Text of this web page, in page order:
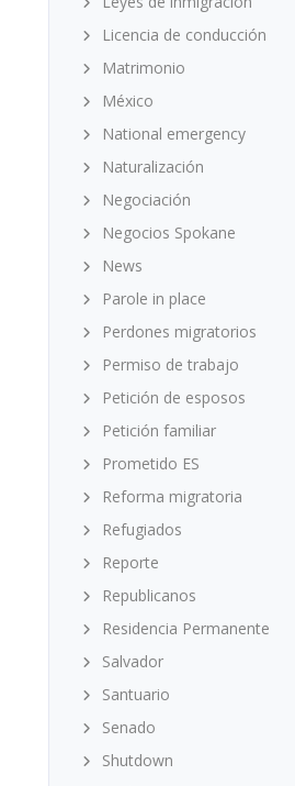
Licencia de conducción
Matrimonio
México
National emergency
Naturalización
Negociación
Negocios Spokane
News
Parole in place
Perdones migratorios
Permiso de trabajo
Petición de esposos
Petición familiar
Prometido ES
Reforma migratoria
Refugiados
Reporte
Republicanos
Residencia Permanente
Salvador
Santuario
Senado
Shutdown